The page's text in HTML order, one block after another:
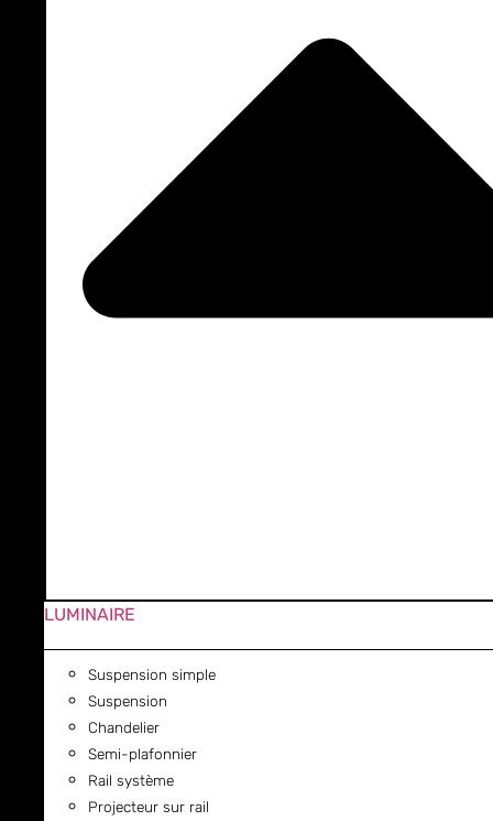
LUMINAIRE
Suspension simple
Suspension
Chandelier
Semi-plafonnier
Rail système
Projecteur sur rail